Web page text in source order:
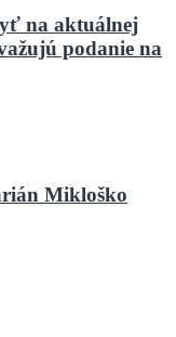
na aktuálnej
podanie na
Mikloško